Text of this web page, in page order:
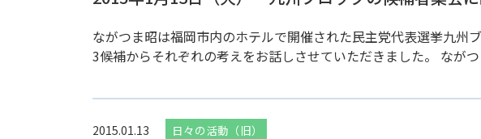
ながつま昭は福岡市内のホテルで開催された民主党代表選挙九
3候補からそれぞれの考えをお話しさせていただきました。 なが
2015.01.13 日々の活動（旧）